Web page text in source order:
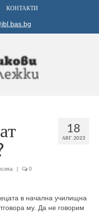
КОНТАКТИ
18
АВГ. 2023
| 0
в начална училищна
му. Да не говорим